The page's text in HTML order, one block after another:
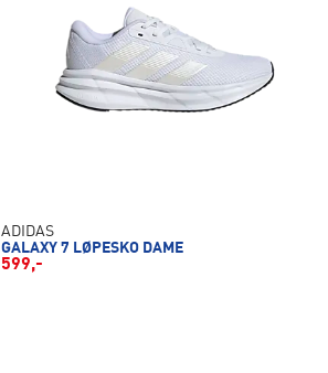
ADIDAS
GALAXY 7 LØPESKO DAME
599,-